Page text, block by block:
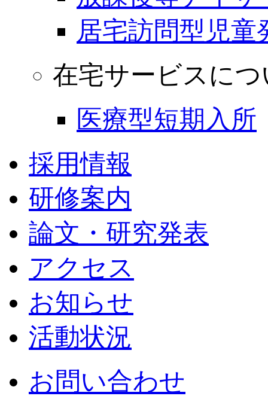
居宅訪問型児童
在宅サービスに
医療型短期入所
採用情報
研修案内
論文・研究発表
アクセス
お知らせ
活動状況
お問い合わせ